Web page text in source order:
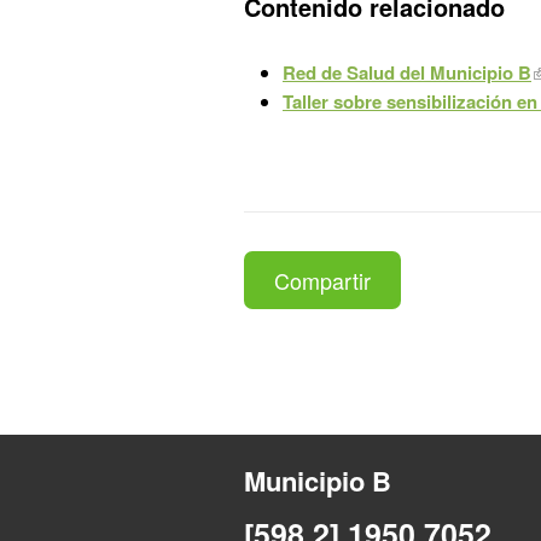
Red de Salud del Municipio B
Taller sobre sensibilización
Compartir
Municipio B